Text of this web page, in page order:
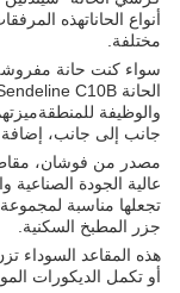
أنواع الحاناتهذه
مختلفة.
سواء كنت حانة
والوظيفة
جانب إلى جانب، إضافة
مصدر من فوشان،
عالية الجودة الصناعية
تجعلها مناسبة
جزر المطبخ السكنية.
أو تكمل الديكورات